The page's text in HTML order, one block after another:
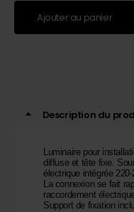
Ajouter au panier
Description du
Luminaire pour
diffuse et tête fixe.
électrique intégrée
La connexion se fait
raccordement
Support de fixation